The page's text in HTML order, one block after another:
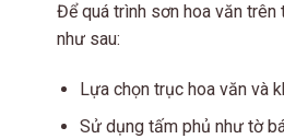
Để quá trình sơn hoa văn
như sau:
Lựa chọn trục hoa văn và
Sử dụng tấm phủ như tờ